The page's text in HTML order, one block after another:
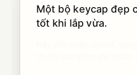
Một bộ keycap đẹp
tốt khi lắp vừa.